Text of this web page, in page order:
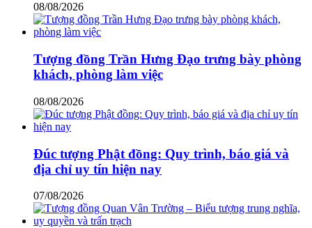
08/08/2026
Tượng đồng Trần Hưng Đạo trưng bày phòng
khách, phòng làm việc
08/08/2026
Đúc tượng Phật đồng: Quy trình, báo giá và
địa chỉ uy tín hiện nay
07/08/2026